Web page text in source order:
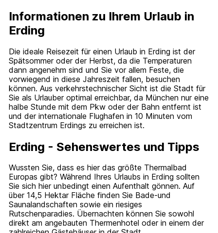
Informationen zu Ihrem Urlaub in
Erding
Die ideale Reisezeit für einen Urlaub in Erding ist der
Spätsommer oder der Herbst, da die Temperaturen
dann angenehm sind und Sie vor allem Feste, die
vorwiegend in diese Jahreszeit fallen, besuchen
können. Aus verkehrstechnischer Sicht ist die Stadt für
Sie als Urlauber optimal erreichbar, da München nur eine
halbe Stunde mit dem Pkw oder der Bahn entfernt ist
und der internationale Flughafen in 10 Minuten vom
Stadtzentrum Erdings zu erreichen ist.
Erding - Sehenswertes und Tipps
Wussten Sie, dass es hier das größte Thermalbad
Europas gibt? Während Ihres Urlaubs in Erding sollten
Sie sich hier unbedingt einen Aufenthalt gönnen. Auf
über 14,5 Hektar Fläche finden Sie Bade-und
Saunalandschaften sowie ein riesiges
Rutschenparadies. Übernachten können Sie sowohl
direkt am angebauten Thermenhotel oder in einem der